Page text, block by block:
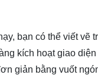
bạn có thể viết
kích hoạt giao
giản bằng vuốt